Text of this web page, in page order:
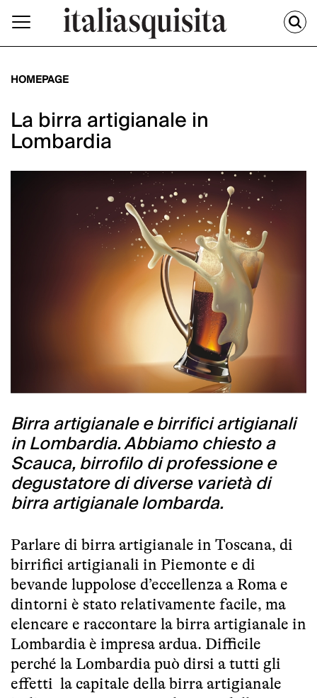
HOMEPAGE
La birra artigianale in
Lombardia
Birra artigianale e birrifici artigianali
in Lombardia. Abbiamo chiesto a
Scauca, birrofilo di professione e
degustatore di diverse varietà di
birra artigianale lombarda.
Parlare di birra artigianale in Toscana, di
birrifici artigianali in Piemonte e di
bevande luppolose d’eccellenza a Roma e
dintorni è stato relativamente facile, ma
elencare e raccontare la birra artigianale in
Lombardia è impresa ardua. Difficile
perché la Lombardia può dirsi a tutti gli
effetti la capitale della birra artigianale